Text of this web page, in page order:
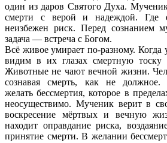
один из даров Святого Духа.
смерти с верой и надеждой. Где
неизбежен риск. Перед сознанием
задача — встреча с Богом.
Всё живое умирает по-разному.
видим в их глазах смертную
Животные не чают вечной жизни.
сознавая смерть, как не должное.
желать бессмертия, которое в
неосуществимо. Мученик верит в
воскресение мёртвых и вечную
находит оправдание риска,
принятие смерти. В желании